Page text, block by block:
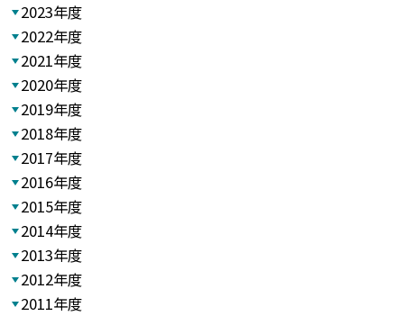
2023年度
2022年度
2021年度
2020年度
2019年度
2018年度
2017年度
2016年度
2015年度
2014年度
2013年度
2012年度
2011年度